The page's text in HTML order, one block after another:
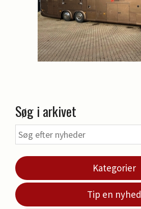
Søg i arkivet
Kategorier
Tip en nyhed